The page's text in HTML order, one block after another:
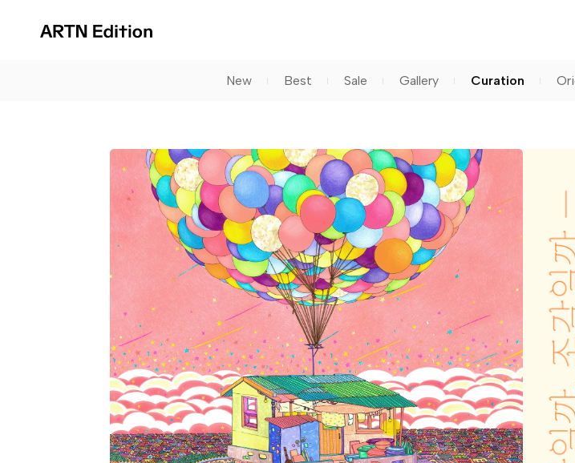
New Best Sale Gallery Curation